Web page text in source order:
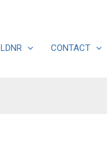
LDNR CONTACT